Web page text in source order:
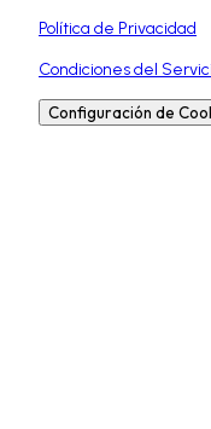
Política de Privacidad
Condiciones del
Configuración de